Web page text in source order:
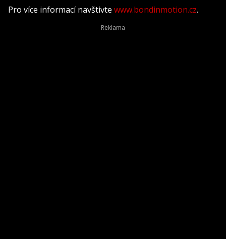
Pro více informací navštivte www.bondinmotion.cz.